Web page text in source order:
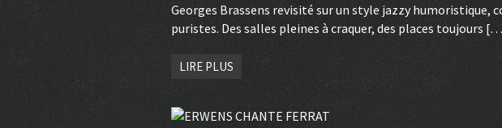
Georges Brassens revisité sur un style jazzy humoristique,
puristes. Des salles pleines à craquer, des places toujours
LIRE PLUS